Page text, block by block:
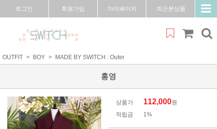
로그인 회원가입 마이페이지 최근본상품
OUTFIT BOY MADE BY SWITCH : Outer
홍영
상품가 112,000원
적립금
1%